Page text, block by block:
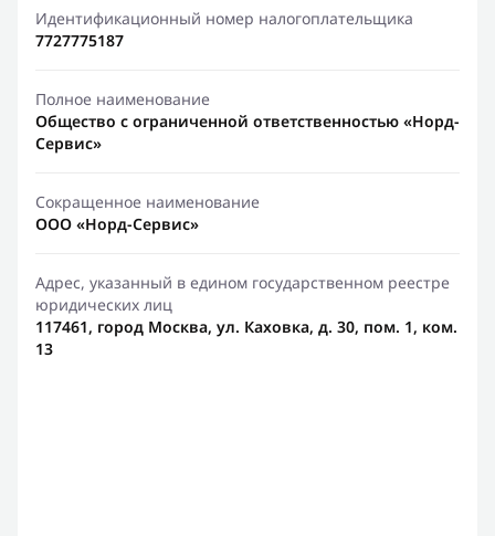
Идентификационный номер налогоплательщика
7727775187
Полное наименование
Общество с ограниченной ответственностью «Норд-
Сервис»
Сокращенное наименование
ООО «Норд-Сервис»
Адрес, указанный в едином государственном реестре
юридических лиц
117461, город Москва, ул. Каховка, д. 30, пом. 1, ком.
13